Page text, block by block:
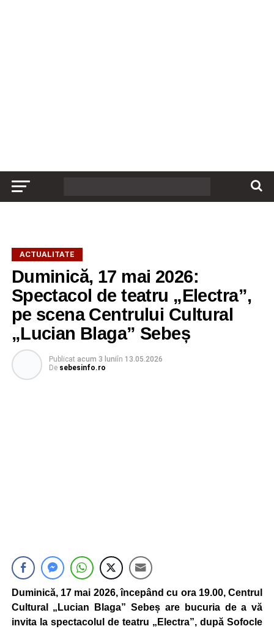
ACTUALITATE
Duminică, 17 mai 2026:
Spectacol de teatru „Electra”,
pe scena Centrului Cultural
„Lucian Blaga” Sebeș
Publicat acum 3 luniîn 13.05.2026
De sebesinfo.ro
Duminică, 17 mai 2026, începând cu ora 19.00, Centrul
Cultural „Lucian Blaga” Sebeș are bucuria de a vă
invita la spectacolul de teatru „Electra”, după Sofocle